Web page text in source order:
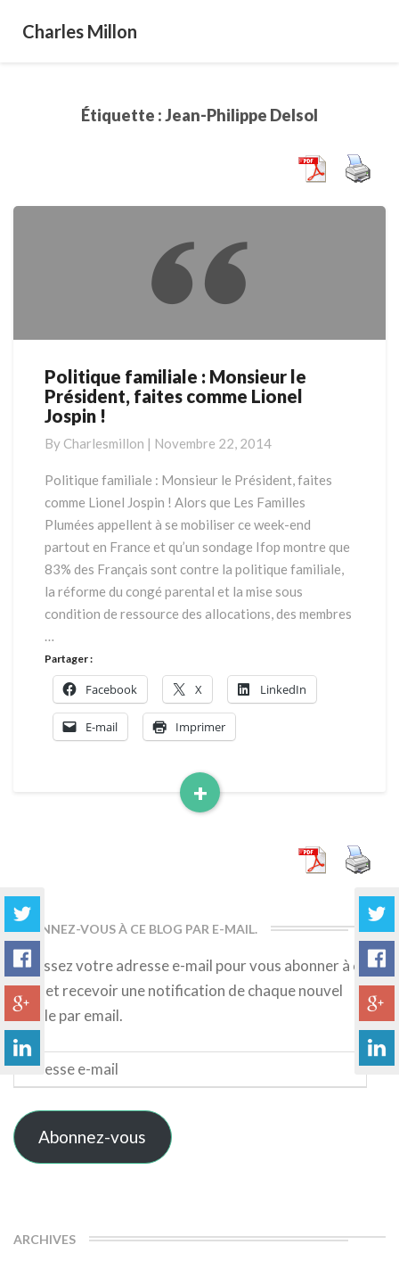
Charles Millon
Étiquette :Jean-Philippe Delsol
Politique
familiale
le
Président,
comme
Lionel
Jospin
!
Politique familiale : Monsieur le
Président, faites comme Lionel
Jospin !
By Charlesmillon | Novembre 22, 2014
Politique familiale : Monsieur le Président, faites
comme Lionel Jospin ! Alors que Les Familles
Plumées appellent à se mobiliser ce week-end
partout en France et qu’un sondage Ifop montre que
83% des Français sont contre la politique familiale,
la réforme du congé parental et la mise sous
condition de ressource des allocations, des membres
…
+
Read
Partager :
Facebook X LinkedIn
E-mail Imprimer
ABONNEZ-VOUS À CE BLOG PAR E-MAIL.
Saisissez votre adresse e-mail pour vous abonner à ce
blog et recevoir une notification de chaque nouvel
article par email.
Adresse
e-
mail
Abonnez-vous
ARCHIVES